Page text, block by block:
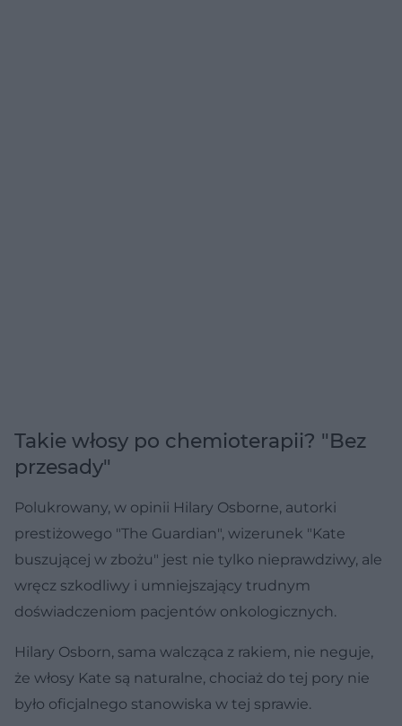
Takie włosy po chemioterapii? "Bez
przesady"
Polukrowany, w opinii Hilary Osborne, autorki
prestiżowego "The Guardian", wizerunek "Kate
buszującej w zbożu" jest nie tylko nieprawdziwy, ale
wręcz szkodliwy i umniejszający trudnym
doświadczeniom pacjentów onkologicznych.
Hilary Osborn, sama walcząca z rakiem, nie neguje,
że włosy Kate są naturalne, chociaż do tej pory nie
było oficjalnego stanowiska w tej sprawie.